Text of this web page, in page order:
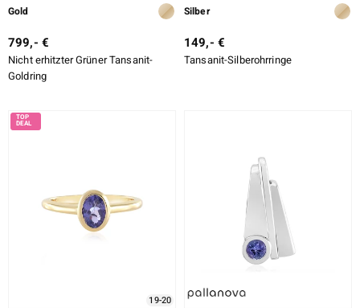
Gold
799,- €
Nicht erhitzter Grüner Tansanit-
Goldring
Silber
149,- €
Tansanit-Silberohrringe
19-20